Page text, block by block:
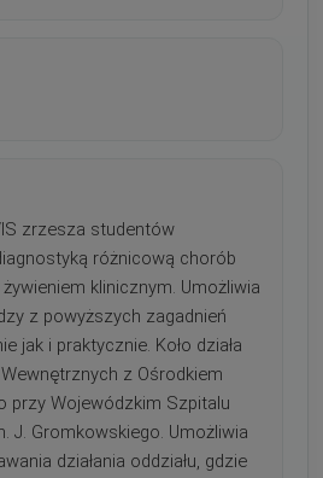
zrzesza studentów
różnicową chorób
klinicznym. Umożliwia
z powyższych zagadnień
jak i praktycznie. Koło działa
z Ośrodkiem
przy Wojewódzkim Szpitalu
J. Gromkowskiego. Umożliwia
działania oddziału, gdzie